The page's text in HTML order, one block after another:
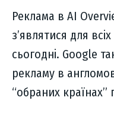
Реклама в AI
з’являтися для
сьогодні. Google
рекламу в
“обраних країнах”